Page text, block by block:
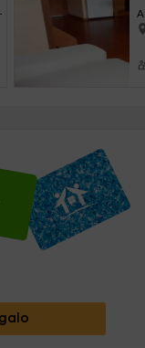
Bessiberri 3